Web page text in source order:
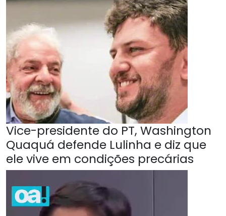
Vice-presidente do PT, Washington
Quaquá defende Lulinha e diz que
ele vive em condições precárias